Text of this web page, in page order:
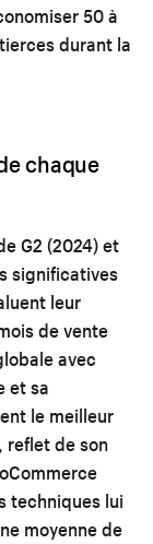
50 à
durant la
chaque
G2 (2024) et
significatives
leur
de vente
avec
et sa
le meilleur
reflet de son
techniques lui
moyenne de